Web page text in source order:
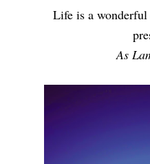
Life is a
As